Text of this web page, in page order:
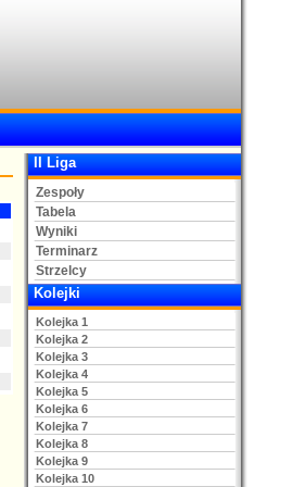
II Liga
Zespoły
Tabela
Wyniki
Terminarz
Strzelcy
Kolejki
Kolejka 1
Kolejka 2
Kolejka 3
Kolejka 4
Kolejka 5
Kolejka 6
Kolejka 7
Kolejka 8
Kolejka 9
Kolejka 10